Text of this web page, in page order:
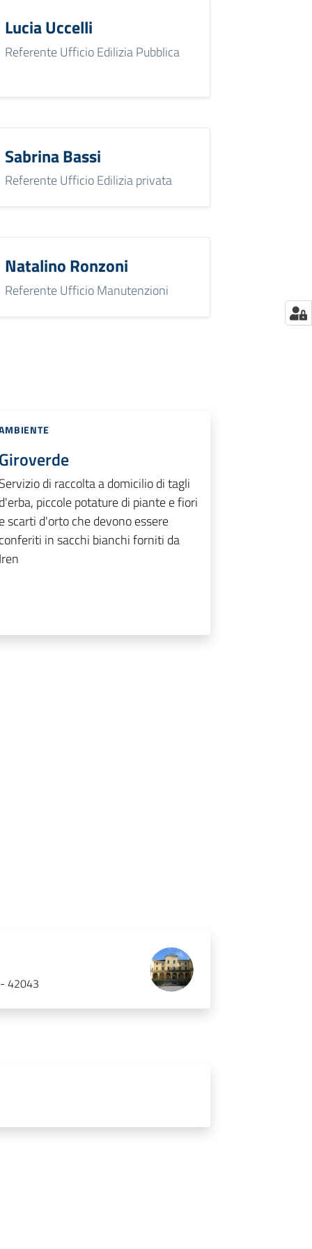
Lucia Uccelli
Referente Ufficio Edilizia Pubblica
Sabrina Bassi
Referente Ufficio Edilizia privata
Natalino Ronzoni
Referente Ufficio Manutenzioni
Giroverde
Servizio di raccolta a domicilio di tagli
d'erba, piccole potature di piante e fiori
e scarti d'orto che devono essere
conferiti in sacchi bianchi forniti da
Iren
42043